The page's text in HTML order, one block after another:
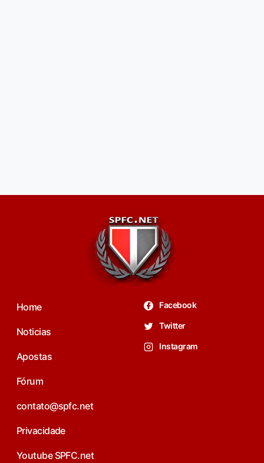
Home
Noticias
Apostas
Fórum
contato@spfc.net
Privacidade
Youtube SPFC.net
Facebook
Twitter
Instagram